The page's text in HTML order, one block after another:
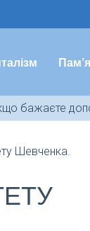
бажаєте
Шевченка.